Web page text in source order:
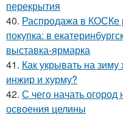
перекрытия
40. Распродажа в КОСКе
покупка: в
выставка-ярмарка
41. Как укрывать на
инжир и хурму?
42. С чего начать
освоения целины